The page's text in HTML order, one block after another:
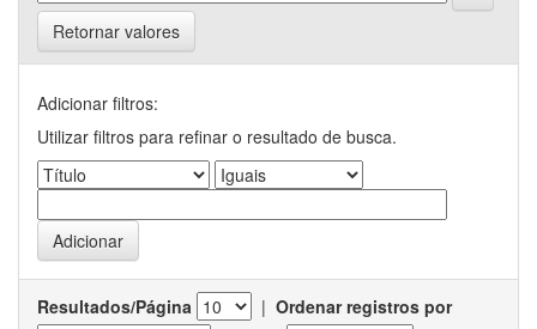
Retornar valores
Adicionar filtros:
Utilizar filtros para refinar o resultado de busca.
Resultados/Página | Ordenar registros por